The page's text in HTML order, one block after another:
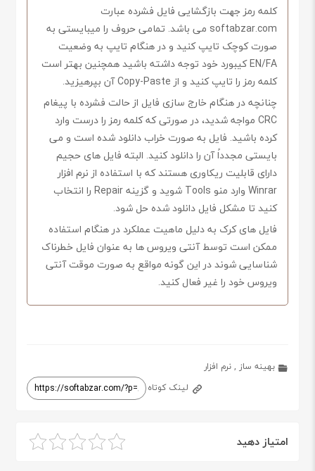
کلمه رمز جهت بازگشایی فایل فشرده عبارت
softabzar.com می باشد. تمامی حروف را میبایستی به
صورت کوچک تایپ کنید و در هنگام تایپ به وضعیت
EN/FA کیبورد خود توجه داشته باشید همچنین بهتر است
کلمه رمز را تایپ کنید و از Copy-Paste آن بپرهیزید.
چنانچه در هنگام خارج سازی فایل از حالت فشرده با پیغام
CRC مواجه شدید، در صورتی که کلمه رمز را درست وارد
کرده باشید. فایل به صورت خراب دانلود شده است و می
بایستی مجدداً آن را دانلود کنید. البته فایل های حجیم
دارای قابلیت ریکاوری هستند که با استفاده از نرم افزار
Winrar وارد منو Tools شوید و گزینه Repair را انتخاب
کنید تا مشکل فایل دانلود شده حل شود.
فایل های کرک به دلیل ماهیت عملکرد در هنگام استفاده
ممکن است توسط آنتی ویروس ها به عنوان فایل خطرناک
شناسایی شوند در این گونه مواقع به صورت موقت آنتی
ویروس خود را غیر فعال کنید.
بهینه ساز ,نرم افزار
لینک کوتاه
امتیاز دهید